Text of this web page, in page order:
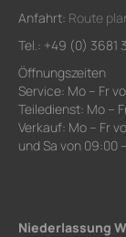
Anfahrt: Route
Tel.: +49 (0) 3681
Öffnungszeiten
Service: Mo – Fr
Teiledienst: Mo –
Verkauf: Mo – Fr
und Sa von 09:00
Niederlassung